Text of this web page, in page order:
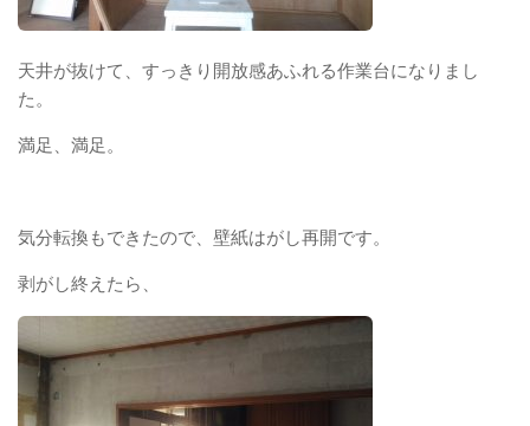
天井が抜けて、すっきり開放感あふれる作業台になりまし
た。
満足、満足。
気分転換もできたので、壁紙はがし再開です。
剥がし終えたら、